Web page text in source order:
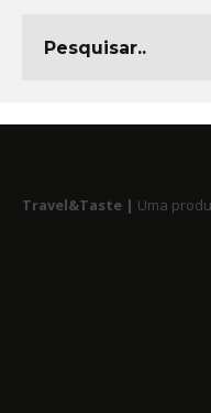
Travel&Taste | Uma